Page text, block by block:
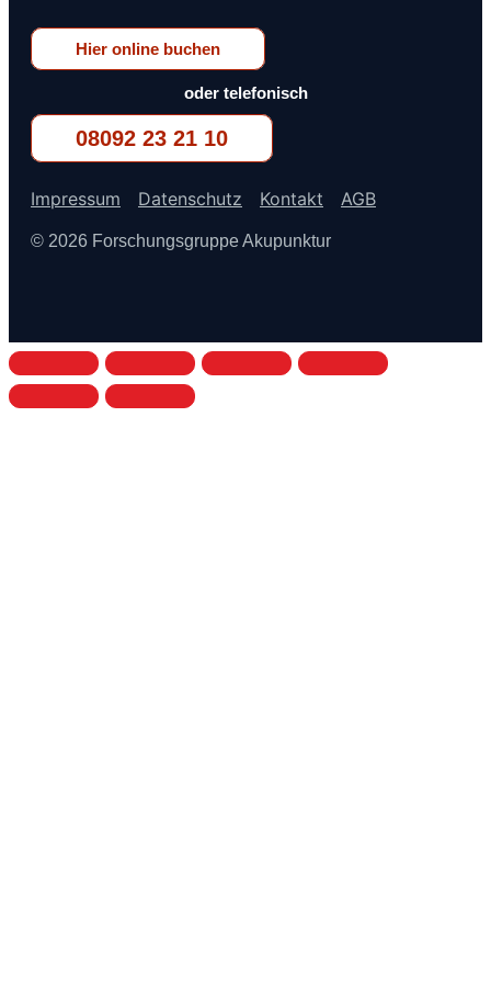
Hier online buchen
oder telefonisch
08092 23 21 10
Impressum Datenschutz Kontakt AGB
© 2026 Forschungsgruppe Akupunktur